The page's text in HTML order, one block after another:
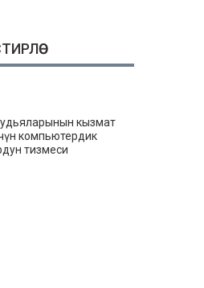
кызмат
компьютердик
тизмеси